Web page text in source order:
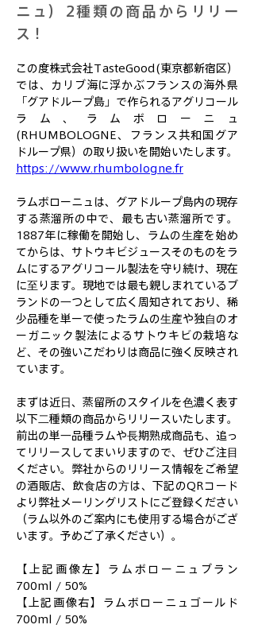
ニュ）2種類の商品からリリー
ス！
この度株式会社TasteGood(東京都新宿区）
では、カリブ海に浮かぶフランスの海外県
「グアドループ島」で作られるアグリコール
ラム、ラムボローニュ
(RHUMBOLOGNE、フランス共和国グア
ドループ県）の取り扱いを開始いたします。
https://www.rhumbologne.fr
ラムボローニュは、グアドループ島内の現存
する蒸溜所の中で、最も古い蒸溜所です。
1887年に稼働を開始し、ラムの生産を始め
てからは、サトウキビジュースそのものをラ
ムにするアグリコール製法を守り続け、現在
に至ります。現地では最も親しまれているブ
ランドの一つとして広く周知されており、稀
少品種を単ーで使ったラムの生産や独自のオ
ーガニック製法によるサトウキビの栽培な
ど、その強いこだわりは商品に強く反映され
ています。
まずは近日、蒸留所のスタイルを色濃く表す
以下二種類の商品からリリースいたします。
前出の単一品種ラムや長期熟成商品も、追っ
てリリースしてまいりますので、ぜひご注目
ください。弊社からのリリース情報をご希望
の酒販店、飲食店の方は、下記のQRコード
より弊社メーリングリストにご登録ください
（ラム以外のご案内にも使用する場合がござ
います。予めご了承ください）。
【上記画像左】ラムボローニュブラン
700ml / 50%
【上記画像右】ラムボローニュゴールド
700ml / 50%